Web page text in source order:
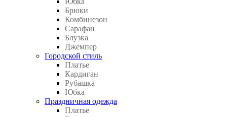
Брюки
Комбинезон
Сарафан
Блузка
Джемпер
Городской стиль
Платье
Кардиган
Рубашка
Юбка
Праздничная одежда
Платье